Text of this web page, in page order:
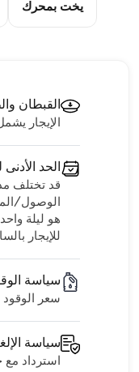
يخت بمحرك
القبطان
الإيجار
الحد
قد تختلف
الوصول/
هو ليلة
للإيجار
سياسة
سعر
سياسة